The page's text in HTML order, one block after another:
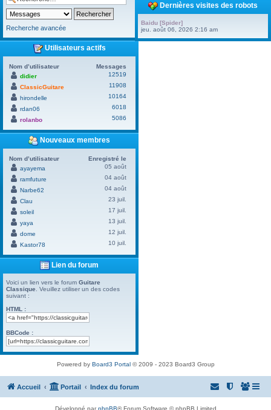
Recherche avancée
Utilisateurs actifs
Nom d’utilisateur
Messages
didier
12519
ClassicGuitare
11908
hirondelle
10164
rdan06
6018
rolanbo
5086
Nouveaux membres
Nom d’utilisateur
Enregistré le
ayayema
05 août
ramfuture
04 août
Narbe62
04 août
Clau
23 juil.
soleil
17 juil.
yaya
13 juil.
dome
12 juil.
Kastor78
10 juil.
Lien du forum
Voici un lien vers le forum Guitare
Classique . Veuillez utiliser un des codes
suivant :
HTML :
BBCode :
Dernières visites des robots
Baidu [Spider]
jeu. août 06, 2026 2:16 am
Powered by Board3 Portal© 2009 - 2023 Board3 Group
Accueil Portail Index du forum
Développé parphpBB® Forum Software © phpBB Limited